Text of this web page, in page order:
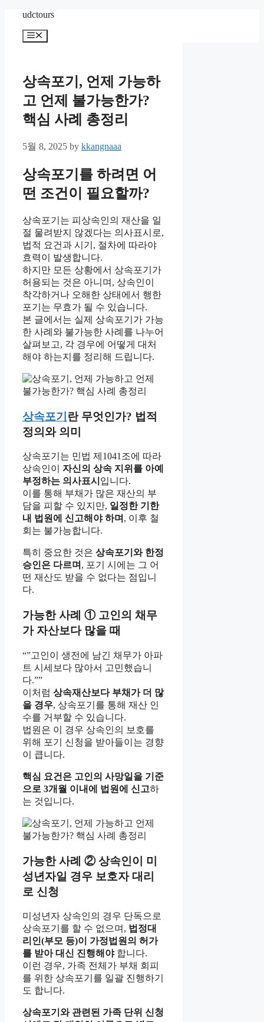
content
udctours
Menu
상속포기, 언제 가능하
고 언제 불가능한가?
핵심 사례 총정리
5월 8, 2025 by kkangnaaa
상속포기를 하려면 어
떤 조건이 필요할까?
상속포기는 피상속인의 재산을 일
절 물려받지 않겠다는 의사표시로,
법적 요건과 시기, 절차에 따라야
효력이 발생합니다.
하지만 모든 상황에서 상속포기가
허용되는 것은 아니며, 상속인이
착각하거나 오해한 상태에서 행한
포기는 무효가 될 수 있습니다.
본 글에서는 실제 상속포기가 가능
한 사례와 불가능한 사례를 나누어
살펴보고, 각 경우에 어떻게 대처
해야 하는지를 정리해 드립니다.
상속포기 란 무엇인가? 법적
정의와 의미
상속포기는 민법 제1041조에 따라
상속인이 자신의 상속 지위를 아예
부정하는 의사표시 입니다.
이를 통해 부채가 많은 재산의 부
담을 피할 수 있지만, 일정한 기한
내 법원에 신고해야 하며 , 이후 철
회는 불가능합니다.
특히 중요한 것은 상속포기와 한정
승인은 다르며 , 포기 시에는 그 어
떤 재산도 받을 수 없다는 점입니
다.
가능한 사례 ① 고인의 채무
가 자산보다 많을 때
“”고인이 생전에 남긴 채무가 아파
트 시세보다 많아서 고민했습니
다.””
이처럼 상속재산보다 부채가 더 많
을 경우, 상속포기를 통해 재산 인
수를 거부할 수 있습니다.
법원은 이 경우 상속인의 보호를
위해 포기 신청을 받아들이는 경향
이 큽니다.
핵심 요건은 고인의 사망일을 기준
으로 3개월 이내에 법원에 신고하
는 것입니다.
가능한 사례 ② 상속인이 미
성년자일 경우 보호자 대리
로 신청
미성년자 상속인의 경우 단독으로
상속포기를 할 수 없으며, 법정대
리인(부모 등)이 가정법원의 허가
를 받아 대신 진행해야합니다.
이런 경우, 가족 전체가 부채 회피
를 위한 상속포기를 일괄 진행하기
도 합니다.
상속포기와 관련된 가족 단위 신청